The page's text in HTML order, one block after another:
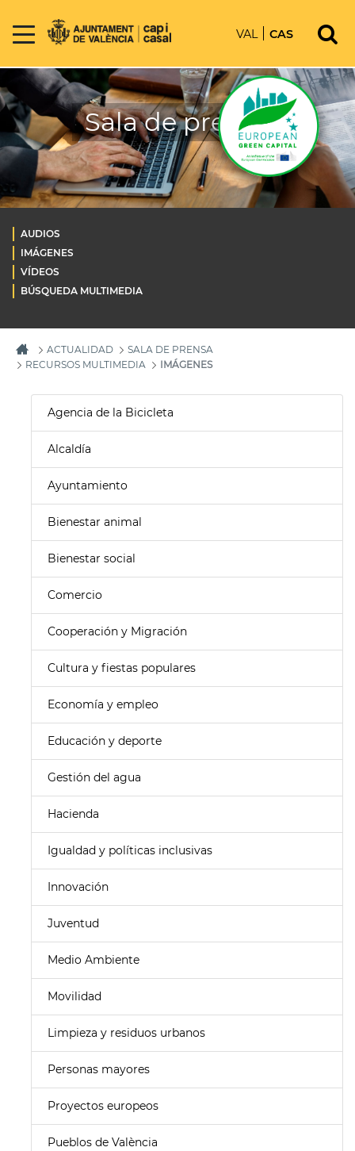
VAL CAS
Sala de prensa
AUDIOS
IMÁGENES
VÍDEOS
BÚSQUEDA MULTIMEDIA
ACTUALIDAD
SALA DE PRENSA
RECURSOS MULTIMEDIA
IMÁGENES
Agencia de la Bicicleta
Alcaldía
Ayuntamiento
Bienestar animal
Bienestar social
Comercio
Cooperación y Migración
Cultura y fiestas populares
Economía y empleo
Educación y deporte
Gestión del agua
Hacienda
Igualdad y políticas inclusivas
Innovación
Juventud
Medio Ambiente
Movilidad
Limpieza y residuos urbanos
Personas mayores
Proyectos europeos
Pueblos de València